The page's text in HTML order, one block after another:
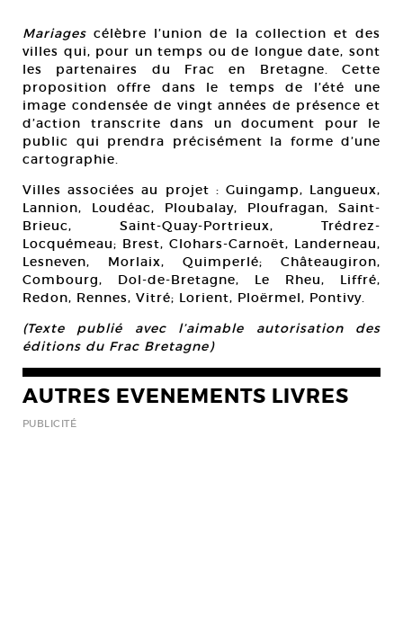
Mariages célèbre l’union de la collection et des
villes qui, pour un temps ou de longue date, sont
les partenaires du Frac en Bretagne. Cette
proposition offre dans le temps de l’été une
image condensée de vingt années de présence et
d’action transcrite dans un document pour le
public qui prendra précisément la forme d’une
cartographie.
Villes associées au projet : Guingamp, Langueux,
Lannion, Loudéac, Ploubalay, Ploufragan, Saint-
Brieuc, Saint-Quay-Portrieux, Trédrez-
Locquémeau; Brest, Clohars-Carnoët, Landerneau,
Lesneven, Morlaix, Quimperlé; Châteaugiron,
Combourg, Dol-de-Bretagne, Le Rheu, Liffré,
Redon, Rennes, Vitré; Lorient, Ploërmel, Pontivy.
(Texte publié avec l’aimable autorisation des
éditions du Frac Bretagne)
AUTRES EVENEMENTS LIVRES
PUBLICITÉ